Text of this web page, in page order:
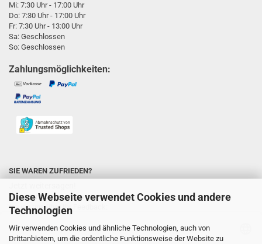
Diese Webseite verwendet Cookies und andere
Technologien
Wir verwenden Cookies und ähnliche Technologien, auch von
Drittanbietern, um die ordentliche Funktionsweise der Website zu
Mi: 7:30 Uhr - 17:00 Uhr
Do: 7:30 Uhr - 17:00 Uhr
Fr: 7:30 Uhr - 13:00 Uhr
Sa: Geschlossen
So: Geschlossen
Zahlungsmöglichkeiten:
SIE WAREN ZUFRIEDEN?
Sie unterstützen uns ungemein und wir
freuen uns über Ihr Feedback: